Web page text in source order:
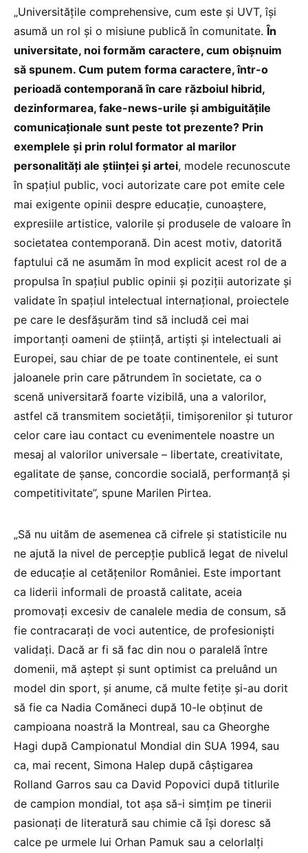
„Universitățile comprehensive, cum este și UVT, își
asumă un rol și o misiune publică în comunitate.În
universitate, noi formăm caractere, cum obișnuim
să spunem. Cum putem forma caractere, într-o
perioadă contemporană în care războiul hibrid,
dezinformarea, fake-news-urile și ambiguitățile
comunicaționale sunt peste tot prezente? Prin
exemplele și prin rolul formator al marilor
personalități ale științei și artei, modele recunoscute
în spațiul public, voci autorizate care pot emite cele
mai exigente opinii despre educație, cunoaștere,
expresiile artistice, valorile și produsele de valoare în
societatea contemporană. Din acest motiv, datorită
faptului că ne asumăm în mod explicit acest rol de a
propulsa în spațiul public opinii și poziții autorizate și
validate în spațiul intelectual internațional, proiectele
pe care le desfășurăm tind să includă cei mai
importanți oameni de știință, artiști și intelectuali ai
Europei, sau chiar de pe toate continentele, ei sunt
jaloanele prin care pătrundem în societate, ca o
scenă universitară foarte vizibilă, una a valorilor,
astfel că transmitem societății, timișorenilor și tuturor
celor care iau contact cu evenimentele noastre un
mesaj al valorilor universale – libertate, creativitate,
egalitate de șanse, concordie socială, performanță și
competitivitate”, spune Marilen Pirtea.
„Să nu uităm de asemenea că cifrele și statisticile nu
ne ajută la nivel de percepție publică legat de nivelul
de educație al cetățenilor României. Este important
ca liderii informali de proastă calitate, aceia
promovați excesiv de canalele media de consum, să
fie contracarați de voci autentice, de profesioniști
validați. Dacă ar fi să fac din nou o paralelă între
domenii, mă aștept și sunt optimist ca preluând un
model din sport, și anume, că multe fetițe și-au dorit
să fie ca Nadia Comăneci după 10-le obținut de
campioana noastră la Montreal, sau ca Gheorghe
Hagi după Campionatul Mondial din SUA 1994, sau
ca, mai recent, Simona Halep după câștigarea
Rolland Garros sau ca David Popovici după titlurile
de campion mondial, tot așa să-i simțim pe tinerii
pasionați de literatură sau chimie că își doresc să
calce pe urmele lui Orhan Pamuk sau a celorlalți